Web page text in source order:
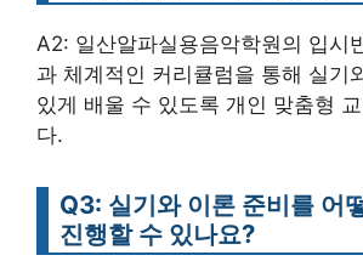
A2: 일산알파실용음악학원의 입시
과 체계적인 커리큘럼을 통해 실기
있게 배울 수 있도록 개인 맞춤형
다.
Q3: 실기와 이론 준비를 어
진행할 수 있나요?